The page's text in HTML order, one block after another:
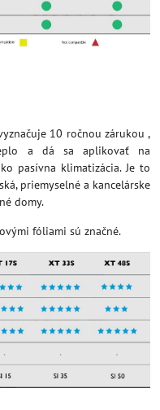
10 ročnou zárukou ,
a dá sa aplikovať na
pasívna klimatizácia. Je to
priemyselné a kancelárske
domy.
fóliami sú značné.